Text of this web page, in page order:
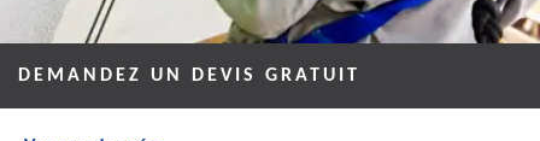
DEMANDEZ UN DEVIS GRATUIT